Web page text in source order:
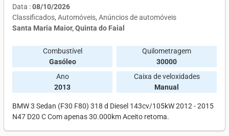
Data :08/10/2026
Classificados Automóveis Anúncios de automóveis
Santa Maria Maior, Quinta do Faial
Combustível
Gasóleo
Quilometragem
30000
Ano
2013
Caixa de veloxidades
Manual
BMW 3 Sedan (F30 F80) 318 d Diesel 143cv/105kW 2012 - 2015
N47 D20 C Com apenas 30.000km Aceito retoma.